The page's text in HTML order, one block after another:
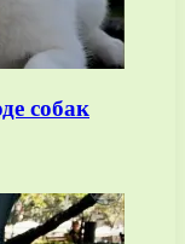
собак